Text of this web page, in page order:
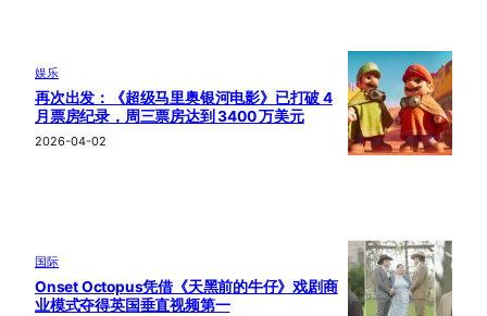
娱乐
再次出发：《超级马里奥银河电影》已打破 4
月票房纪录，周三票房达到 3400 万美元
2026-04-02
国际
Onset Octopus凭借《天黑前的牛仔》戏剧商
业模式夺得英国垂直视频第一